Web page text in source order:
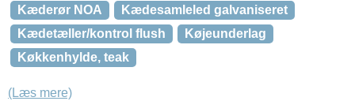
Kæderør NOA
Kædesamleled galvaniseret
Kædetæller/kontrol flush
Køjeunderlag
Køkkenhylde, teak
(Læs mere)